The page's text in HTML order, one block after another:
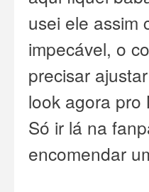
usei ele assim
impecável, o
precisar
look agora
Só ir lá na
encomendar